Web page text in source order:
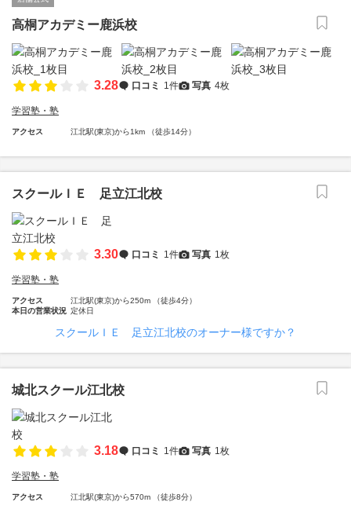
高桐アカデミー鹿浜校
3.28 口コミ 1件 写真 4枚
学習塾・塾
アクセス 江北駅(東京)から1km （徒歩14分）
スクールＩＥ 足立江北校
3.30 口コミ 1件 写真 1枚
学習塾・塾
アクセス
江北駅(東京)から250m （徒歩4分）
本日の営業状況 定休日
スクールＩＥ 足立江北校のオーナー様ですか？
城北スクール江北校
3.18 口コミ 1件 写真 1枚
学習塾・塾
アクセス 江北駅(東京)から570m （徒歩8分）